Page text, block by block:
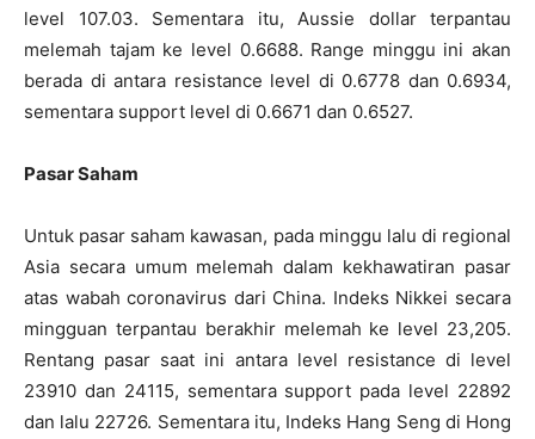
level 107.03. Sementara itu, Aussie dollar terpantau
melemah tajam ke level 0.6688. Range minggu ini akan
berada di antara resistance level di 0.6778 dan 0.6934,
sementara support level di 0.6671 dan 0.6527.
Pasar Saham
Untuk pasar saham kawasan, pada minggu lalu di regional
Asia secara umum melemah dalam kekhawatiran pasar
atas wabah coronavirus dari China. Indeks Nikkei secara
mingguan terpantau berakhir melemah ke level 23,205.
Rentang pasar saat ini antara level resistance di level
23910 dan 24115, sementara support pada level 22892
dan lalu 22726. Sementara itu, Indeks Hang Seng di Hong